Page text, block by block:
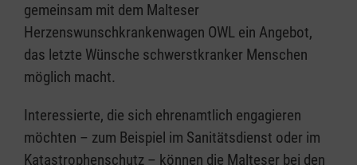
gemeinsam mit dem Malteser
Herzenswunschkrankenwagen OWL ein Angebot,
das letzte Wünsche schwerstkranker Menschen
möglich macht.
Interessierte, die sich ehrenamtlich engagieren
möchten – zum Beispiel im Sanitätsdienst oder im
Katastrophenschutz – können die Malteser bei den